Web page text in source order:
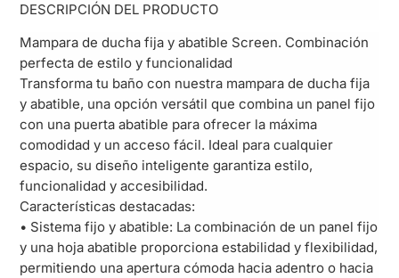
DESCRIPCIÓN DEL PRODUCTO
Mampara de ducha fija y abatible Screen. Combinación
perfecta de estilo y funcionalidad
Transforma tu baño con nuestra mampara de ducha fija
y abatible, una opción versátil que combina un panel fijo
con una puerta abatible para ofrecer la máxima
comodidad y un acceso fácil. Ideal para cualquier
espacio, su diseño inteligente garantiza estilo,
funcionalidad y accesibilidad.
Características destacadas:
• Sistema fijo y abatible: La combinación de un panel fijo
y una hoja abatible proporciona estabilidad y flexibilidad,
permitiendo una apertura cómoda hacia adentro o hacia